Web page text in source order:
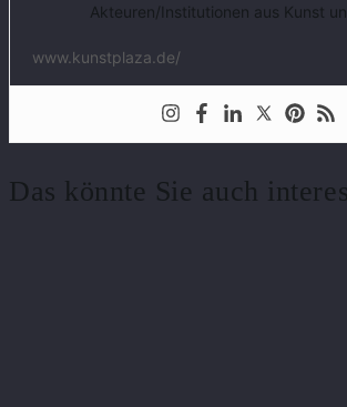
Akteuren/Institutionen aus Kunst
www.kunstplaza.de/
Das könnte Sie auch